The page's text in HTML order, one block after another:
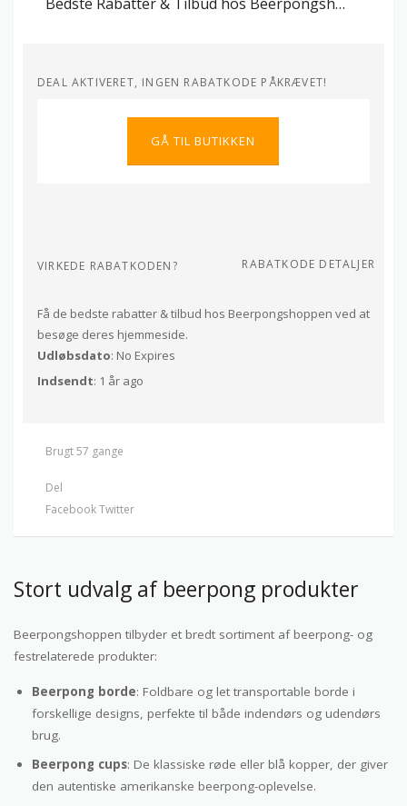
DEAL AKTIVERET, INGEN RABATKODE PÅKRÆVET!
GÅ TIL BUTIKKEN
VIRKEDE RABATKODEN? RABATKODE DETALJER
Få de bedste rabatter & tilbud hos Beerpongshoppen ved at
besøge deres hjemmeside.
Udløbsdato: No Expires
Indsendt: 1 år ago
Brugt 57 gange
Del
FacebookTwitter
Stort udvalg af beerpong produkter
Beerpongshoppen tilbyder et bredt sortiment af beerpong- og
festrelaterede produkter:
Beerpong borde: Foldbare og let transportable borde i
forskellige designs, perfekte til både indendørs og udendørs
brug.
Beerpong cups: De klassiske røde eller blå kopper, der giver
den autentiske amerikanske beerpong-oplevelse.